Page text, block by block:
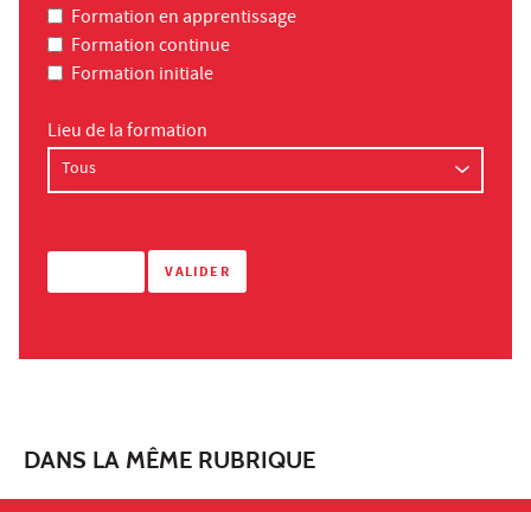
Formation en apprentissage
Formation continue
Formation initiale
Lieu de la formation
DANS LA MÊME RUBRIQUE